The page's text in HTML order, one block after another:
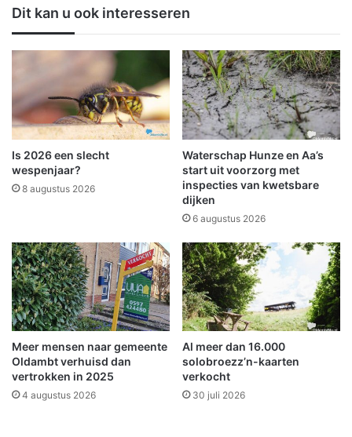
t
e
n
g
e
n
s
g
a
k
k
a
g
e
n
t
n
t
v
n
B
A
n
i
n
h
a
a
l
d
u
e
Dit kan u ook interesseren
Is 2026 een slecht
wespenjaar?
8 augustus 2026
Waterschap Hunze en Aa’s
start uit voorzorg met
inspecties van kwetsbare
dijken
6 augustus 2026
Meer mensen naar gemeente
Oldambt verhuisd dan
vertrokken in 2025
4 augustus 2026
Al meer dan 16.000
solobroezz’n-kaarten
verkocht
30 juli 2026